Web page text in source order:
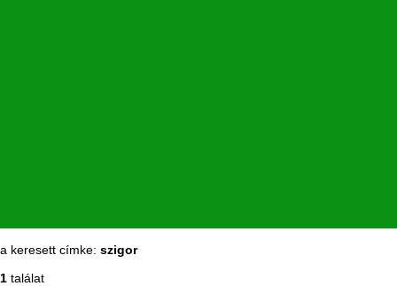
a keresett címke: szigor
1 találat